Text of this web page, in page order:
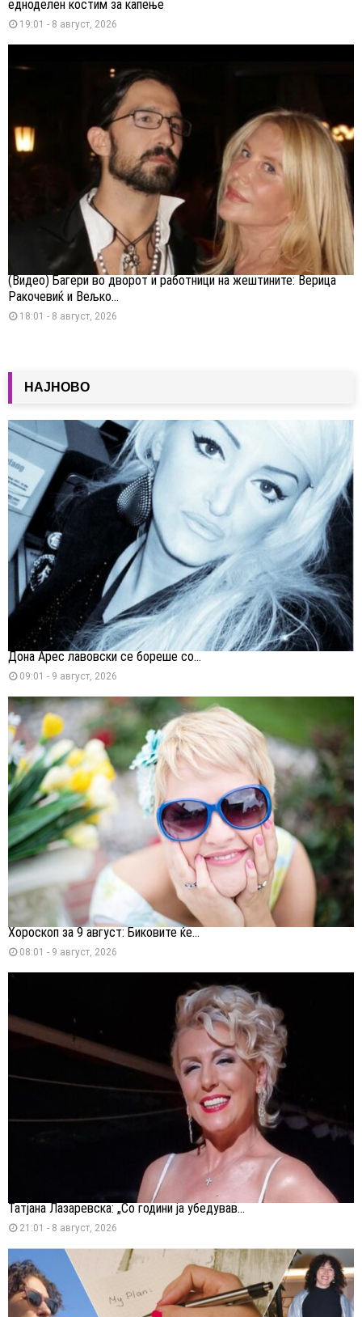
едноделен костим за капење
19:01 - 8 август, 2026
(Видео) Багери во дворот и работници на жештините: Верица
Ракочевиќ и Вељко...
18:01 - 8 август, 2026
НАЈНОВО
Дона Арес лавовски се бореше со...
09:01 - 9 август, 2026
Хороскоп за 9 август: Биковите ќе...
08:01 - 9 август, 2026
Татјана Лазаревска: „Со години ја убедував...
21:01 - 8 август, 2026